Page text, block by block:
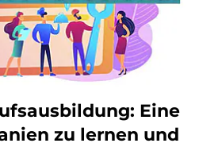
Eine
zu lernen und